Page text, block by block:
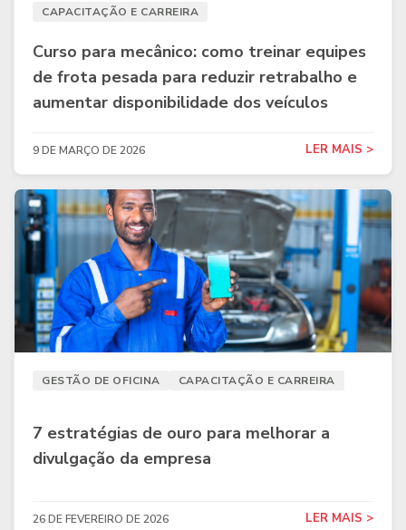
CAPACITAÇÃO E CARREIRA
Curso para mecânico: como treinar equipes
de frota pesada para reduzir retrabalho e
aumentar disponibilidade dos veículos
9 DE MARÇO DE 2026 LER MAIS >
GESTÃO DE OFICINA CAPACITAÇÃO E CARREIRA
7 estratégias de ouro para melhorar a
divulgação da empresa
26 DE FEVEREIRO DE 2026 LER MAIS >